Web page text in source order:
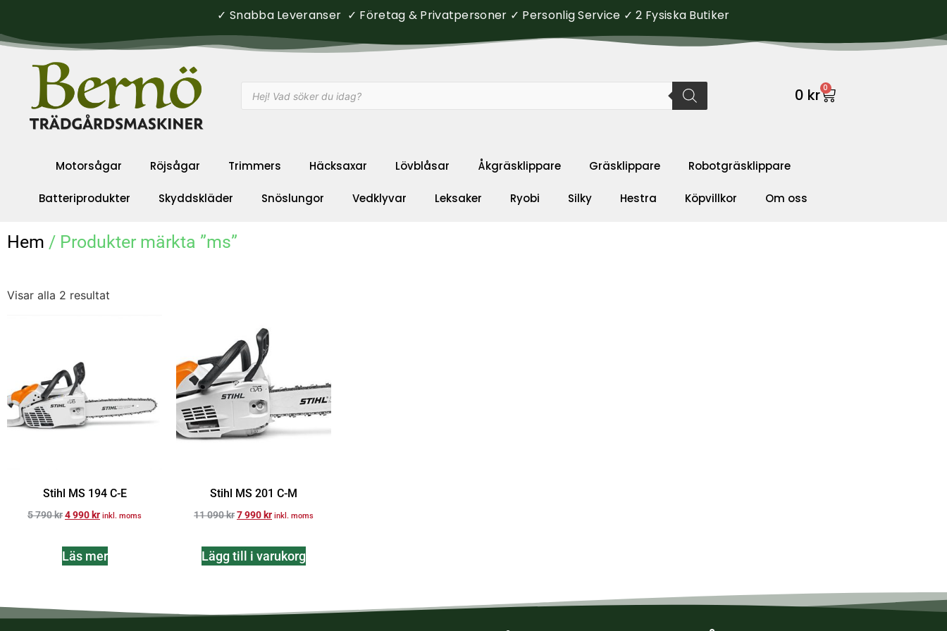
✓ Snabba Leveranser ✓ Företag & Privatpersoner ✓ Personlig Service ✓ 2 Fysiska Butiker
0 kr 0
Motorsågar Röjsågar Trimmers Häcksaxar Lövblåsar Åkgräsklippare Gräsklippare Robotgräsklippare
Batteriprodukter Skyddskläder Snöslungor Vedklyvar Leksaker Ryobi Silky Hestra Köpvillkor Om oss
Hem / Produkter märkta ”ms”
Visar alla 2 resultat
Stihl MS 194 C-E
5 790kr4 990 kr inkl. moms
Läs mer
Stihl MS 201 C-M
11 090kr7 990 kr inkl. moms
Lägg till i varukorg